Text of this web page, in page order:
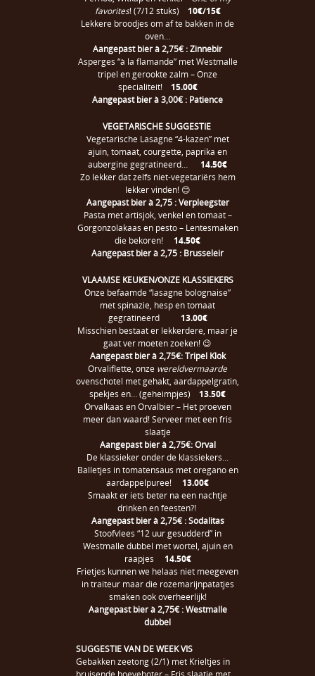
favorites! (7/12 stuks)
10€/15€
Lekkere broodjes om af te bakken in de
oven…
Aangepast bier à 2,75€ : Zinnebir
Asperges “à la flamande” met Westmalle
tripel en gerookte zalm – Onze
specialiteit! 15.00€
Aangepast bier à 3,00€ : Patience
VEGETARISCHE SUGGESTIE
Vegetarische Lasagne “4-kazen” met
ajuin, tomaat, courgette, paprika en
aubergine gegratineerd…
14.50€
Zo lekker dat zelfs niet-vegetariërs hem
lekker vinden! 😊
Aangepast bier à 2,75 : Verpleegster
Pasta met artisjok, venkel en tomaat –
Gorgonzolakaas en pesto – Lentesmaken
die bekoren!
14.50€
Aangepast bier à 2,75 : Brusseleir
VLAAMSE KEUKEN/ONZE KLASSIEKERS
Onze befaamde “lasagne bolognaise”
met spinazie, hesp en tomaat
gegratineerd
13.00€
Misschien bestaat er lekkerdere, maar je
gaat ver moeten zoeken! 😉
Aangepast bier à 2,75€: Tripel Klok
Orvaliflette, onze wereldvermaarde
ovenschotel met gehakt, aardappelgratin,
spekjes en… (geheimpjes)
13.50€
Orvalkaas en Orvalbier – Het proeven
meer dan waard! Serveer met een fris
slaatje
Aangepast bier à 2,75€: Orval
De klassieker onder de klassiekers…
Balletjes in tomatensaus met oregano en
aardappelpuree!
13.00€
Smaakt er iets beter na een nachtje
drinken en feesten?!
Aangepast bier à 2,75€ : Sodalitas
Stoofvlees “12 uur gesudderd” in
Westmalle dubbel met wortel, ajuin en
raapjes
14.50€
Frietjes kunnen we helaas niet meegeven
in traiteur maar die rozemarijnpatatjes
smaken ook overheerlijk!
Aangepast bier à 2,75€ : Westmalle
dubbel
SUGGESTIE VAN DE WEEK VIS
Gebakken zeetong (2/1) met Krieltjes in